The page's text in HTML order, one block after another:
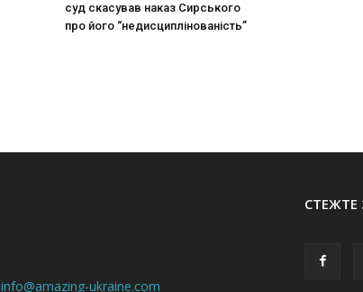
суд скасував наказ Сирського
про його “недисциплінованість”
info@amazing-ukraine.com